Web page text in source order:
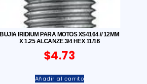
BUJIA IRIDIUM PARA MOTOS XS4164 // 12MM
X 1.25 ALCANZE 3/4 HEX 11/16
$4.73
Añadir al carrito